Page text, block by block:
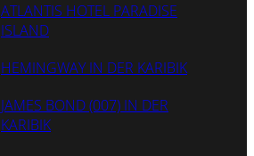
ATLANTIS HOTEL PARADISE
ISLAND
HEMINGWAY IN DER KARIBIK
JAMES BOND (007) IN DER
KARIBIK